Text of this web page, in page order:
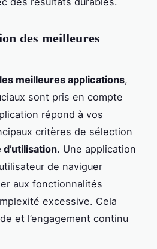
des meilleures
meilleures applications,
sont pris en compte
répond à vos
critères de sélection
. Une application
de naviguer
aux fonctionnalités
excessive. Cela
et l’engagement continu